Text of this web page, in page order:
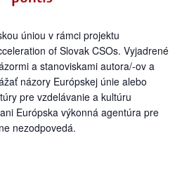
úniou v rámci projektu
of Slovak CSOs. Vyjadrené
a stanoviskami autora/-ov a
názory Európskej únie alebo
pre vzdelávanie a kultúru
Európska výkonná agentúra pre
nezodpovedá.